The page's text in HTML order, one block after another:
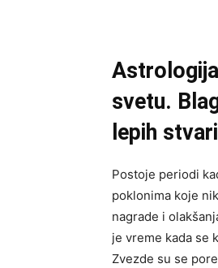
svetu.
lepih
Postoje periodi
poklonima koje
nagrade i
je vreme kada se
Zvezde su se